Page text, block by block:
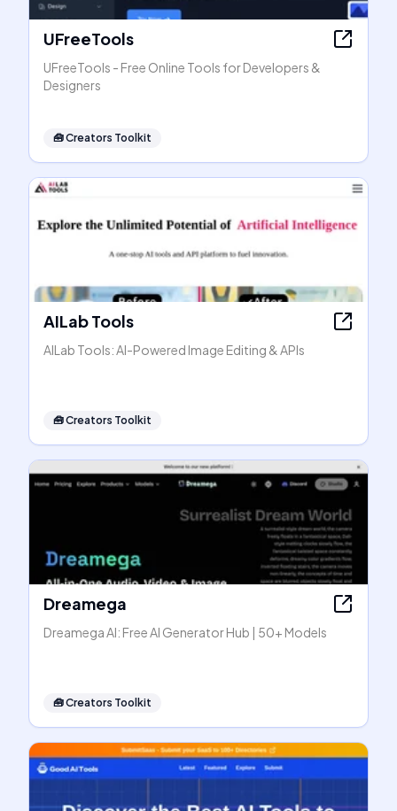
UFreeTools
UFreeTools - Free Online Tools for Developers &
Designers
🧰Creators Toolkit
AILab Tools
AILab Tools: AI-Powered Image Editing & APIs
🧰Creators Toolkit
Dreamega
Dreamega AI: Free AI Generator Hub | 50+ Models
🧰Creators Toolkit